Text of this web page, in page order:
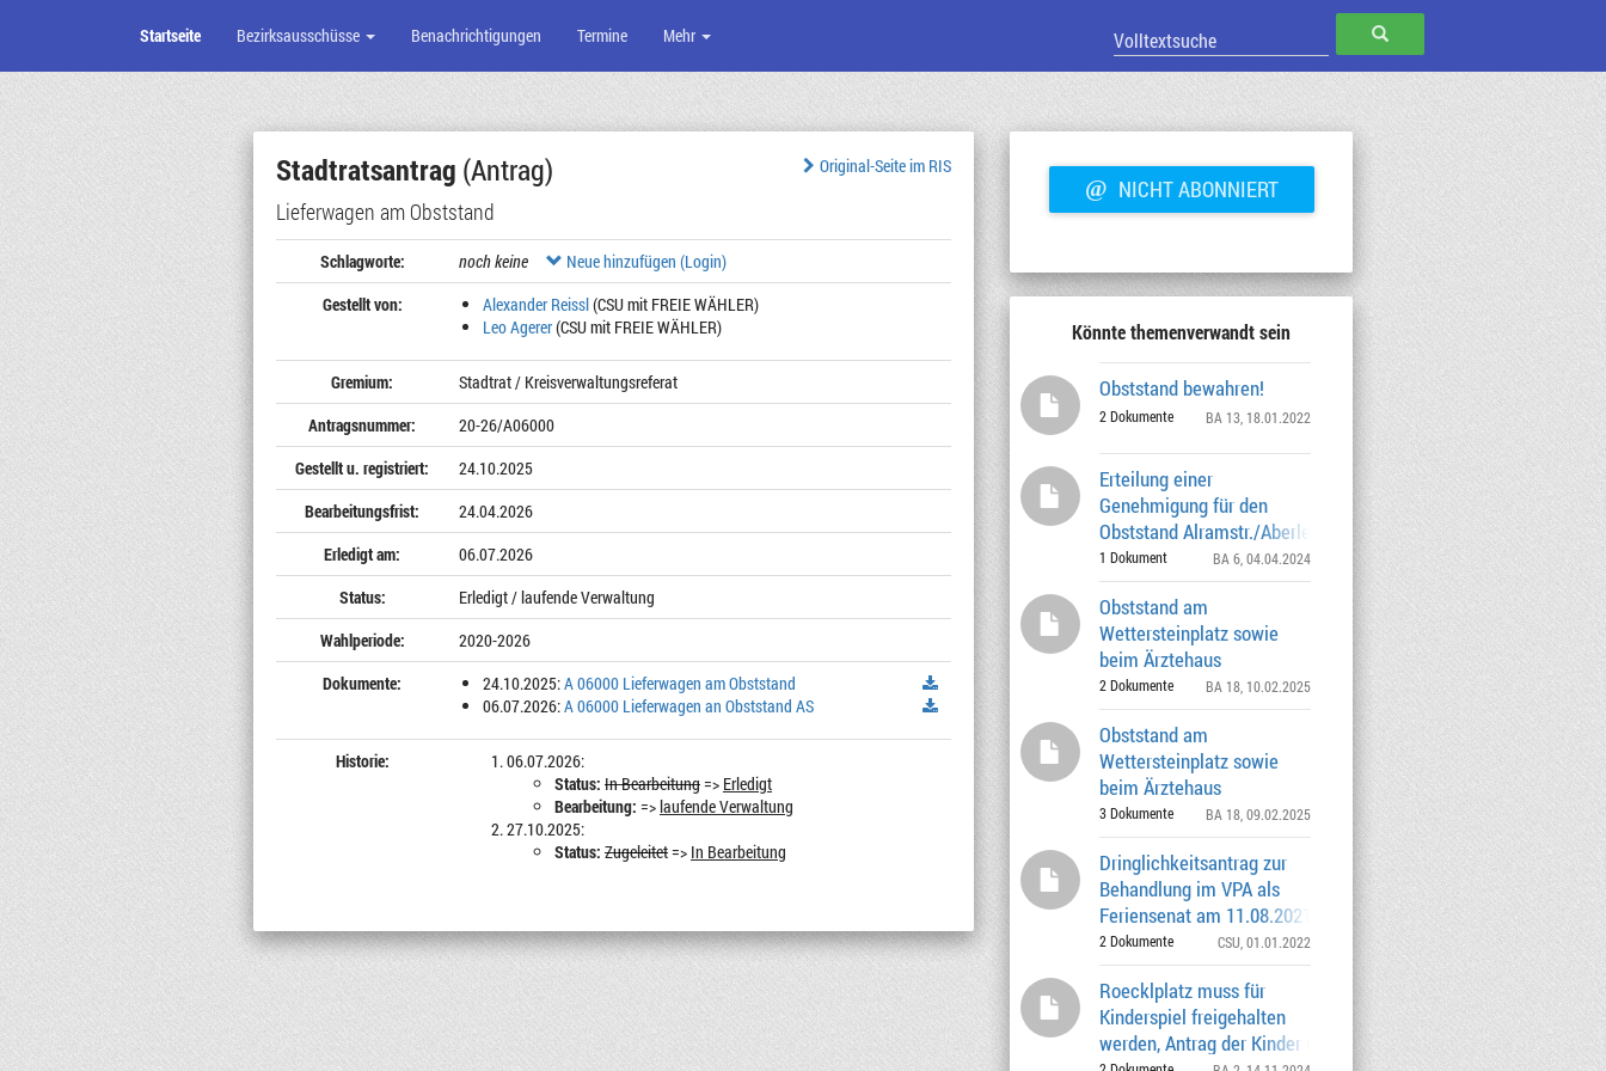
Zum
Seiteninhalt
SUCHEN
Startseite Bezirksausschüsse Benachrichtigungen Termine Mehr
Original-Seite im RIS
Stadtratsantrag (Antrag)
Lieferwagen am Obststand
Schlagworte: noch keine
Neue hinzufügen (Login)
Gestellt von:
Alexander Reissl(CSU mit FREIE WÄHLER)
Leo Agerer(CSU mit FREIE WÄHLER)
Gremium:
Stadtrat / Kreisverwaltungsreferat
Antragsnummer:
20-26/A06000
Gestellt u. registriert:
24.10.2025
Bearbeitungsfrist:
24.04.2026
Erledigt am:
06.07.2026
Status:
Erledigt / laufende Verwaltung
Wahlperiode:
2020-2026
Dokumente:
24.10.2025:A 06000 Lieferwagen am Obststand
06.07.2026:A 06000 Lieferwagen an Obststand AS
Historie:
06.07.2026:
Status: In Bearbeitung=> Erledigt
Bearbeitung: =>laufende Verwaltung
27.10.2025:
Status: Zugeleitet=> In Bearbeitung
@ NICHT ABONNIERT
Könnte themenverwandt sein
Obststand bewahren!
2 Dokumente BA 13, 18.01.2022
Erteilung einer
Genehmigung für den
Obststand Alramstr./Aberlestr.
1 Dokument BA 6, 04.04.2024
Obststand am
Wettersteinplatz sowie
beim Ärztehaus
Harlaching
2 Dokumente BA 18, 10.02.2025
Obststand am
Wettersteinplatz sowie
beim Ärztehaus
Harlaching
3 Dokumente BA 18, 09.02.2025
Dringlichkeitsantrag zur
Behandlung im VPA als
Feriensenat am 11.08.2021 Obststand an
der Cosi
2 Dokumente CSU , 01.01.2022
Roecklplatz muss für
Kinderspiel freigehalten
werden, Antrag der Kinder und